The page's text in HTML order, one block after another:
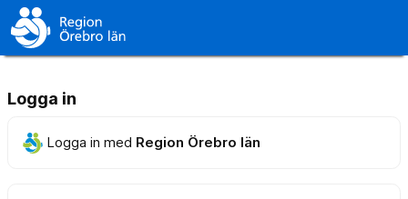
Logga in
Logga in med Region Örebro län